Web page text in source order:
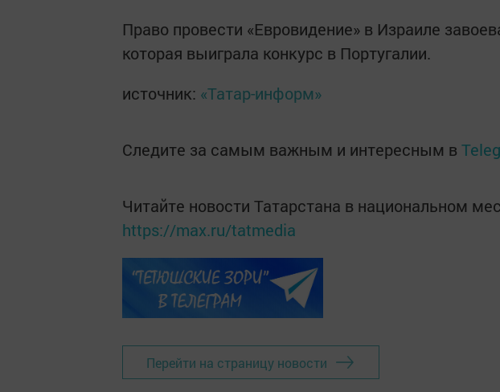
Право провести «Евровидение» в Израиле
которая выиграла конкурс в Португалии.
источник: «Татар-информ»
Следите за самым важным и интересным в
Читайте новости Татарстана в национальном
https://max.ru/tatmedia
Перейти на страницу новости